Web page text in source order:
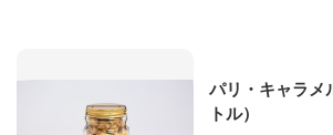
パリ・キャラメ
トル）